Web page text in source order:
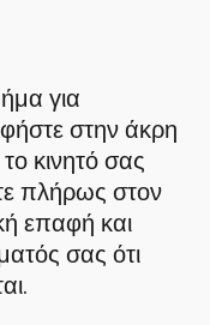
για
στην άκρη
κινητό σας
πλήρως στον
επαφή και
σας ότι